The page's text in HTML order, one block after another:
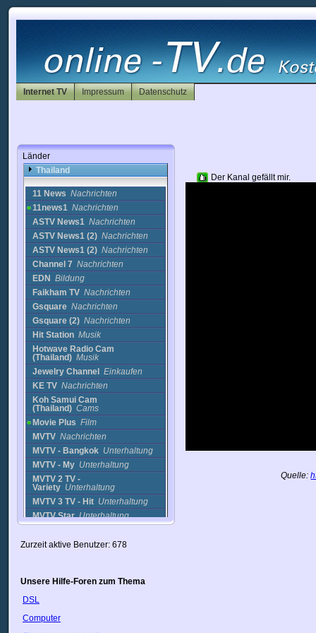
Internet TV Impressum Datenschutz
Länder
Puerto Rico
Rumänien
Schweden
Schweiz
Slowakei
Slowenien
Syrien
Taiwan
Thailand
11 News Nachrichten
11news1 Nachrichten
ASTV News1 Nachrichten
ASTV News1 (2) Nachrichten
ASTV News1 (2) Nachrichten
Channel 7 Nachrichten
EDN
Bildung
Faikham TV Nachrichten
Gsquare Nachrichten
Gsquare (2) Nachrichten
Hit Station Musik
Hotwave Radio Cam
(Thailand) Musik
Jewelry Channel
Einkaufen
KE TV Nachrichten
Koh Samui Cam
(Thailand) Cams
Movie Plus Film
MVTV Nachrichten
MVTV - Bangkok Unterhaltung
MVTV - My Unterhaltung
MVTV 2 TV -
Variety Unterhaltung
MVTV 3 TV - Hit Unterhaltung
MVTV Star Unterhaltung
News 1 Nachrichten
Thailand Outlook
Channel
TV 9 Nachrichten
Der Kanal gefällt mir.
Quelle:
Zurzeit aktive Benutzer: 678
Unsere Hilfe-Foren zum Thema
DSL
Computer